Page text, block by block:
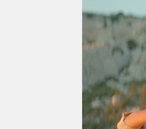
berlin
nord
wahrheit
verlag
verlag
veranstaltungen